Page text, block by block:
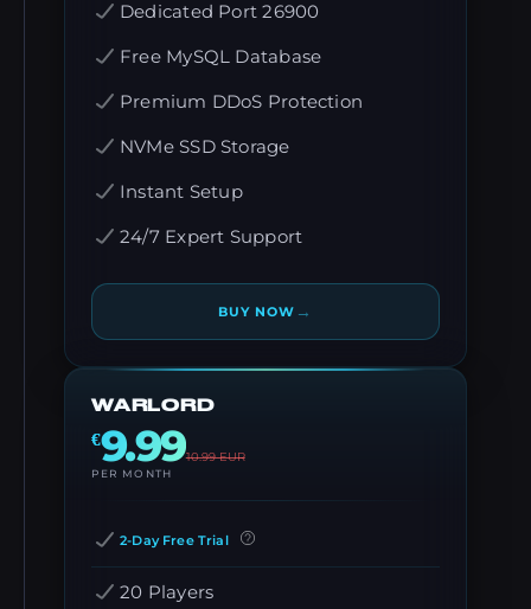
Dedicated Port 26900
Free MySQL Database
Premium DDoS Protection
NVMe SSD Storage
Instant Setup
24/7 Expert Support
BUY NOW →
WARLORD
€9.9910.99EUR
PER MONTH
2-Day Free Trial
20 Players